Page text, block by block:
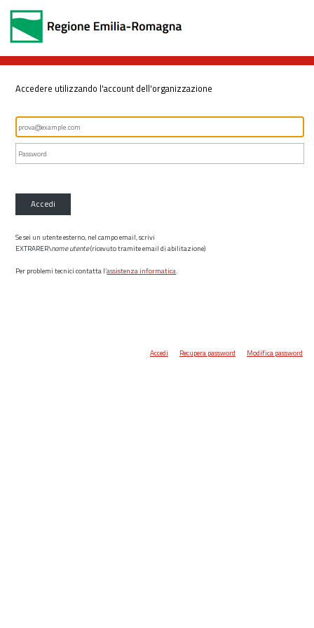
Accedere utilizzando l'account dell'organizzazione
Accedi
Se sei un utente esterno, nel campo email, scrivi
EXTRARER\nome utente(ricevuto tramite email di abilitazione)
Per problemi tecnici contatta l’assistenza informatica.
Accedi Recupera password Modifica password